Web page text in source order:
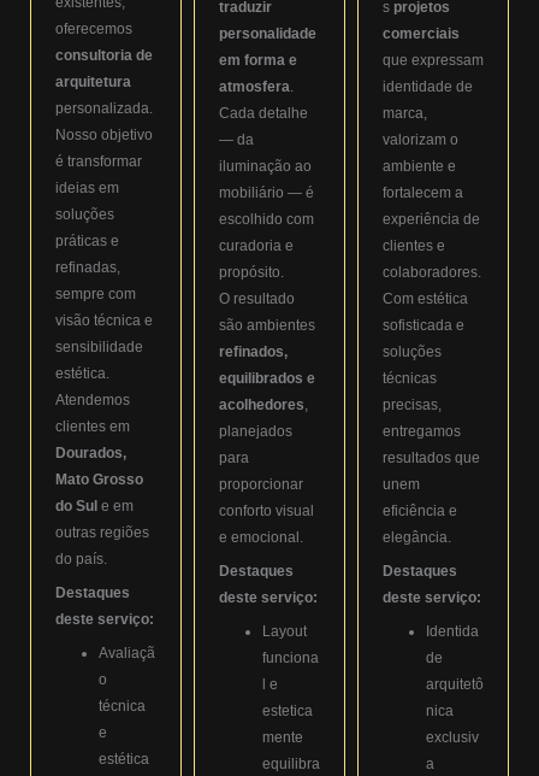
oferecemos
consultoria de
arquitetura
personalizada.
Nosso objetivo
é transformar
ideias em
soluções
práticas e
refinadas,
sempre com
visão técnica e
sensibilidade
estética.
Atendemos
clientes em
Dourados,
Mato Grosso
do Sul e em
outras regiões
do país.
Destaques
deste serviço:
Avaliaçã
o
técnica
e
estética
traduzir
personalidade
em forma e
atmosfera.
Cada detalhe
— da
iluminação ao
mobiliário — é
escolhido com
curadoria e
propósito.
O resultado
são ambientes
refinados,
equilibrados e
acolhedores,
planejados
para
proporcionar
conforto visual
e emocional.
Destaques
deste serviço:
Layout
funciona
l e
estetica
mente
equilibra
s projetos
comerciais
que expressam
identidade de
marca,
valorizam o
ambiente e
fortalecem a
experiência de
clientes e
colaboradores.
Com estética
sofisticada e
soluções
técnicas
precisas,
entregamos
resultados que
unem
eficiência e
elegância.
Destaques
deste serviço:
Identida
de
arquitetô
nica
exclusiv
a